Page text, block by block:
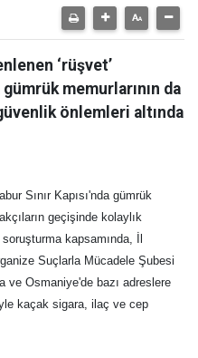
‘rüşvet’
memurlarının da
önlemleri altında
Sınır Kapısı'nda gümrük
geçişinde kolaylık
kapsamında, İl
Suçlarla Mücadele Şubesi
ve Osmaniye'de bazı adreslere
kaçak sigara, ilaç ve cep